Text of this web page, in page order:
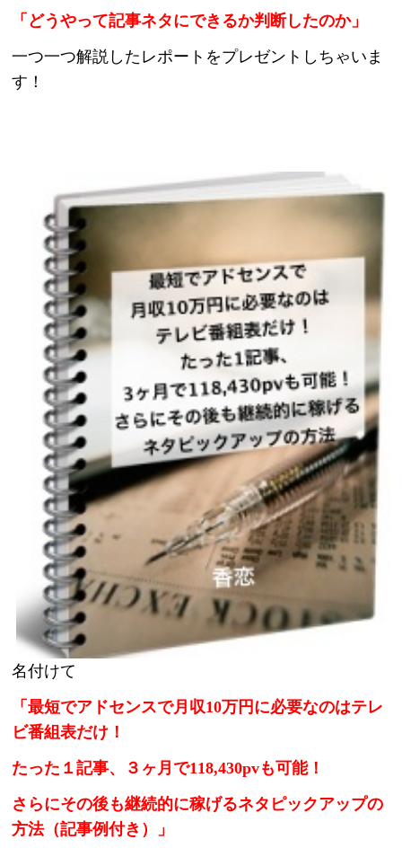
「どうやって記事ネタにできるか判断したのか」
一つ一つ解説したレポートをプレゼントしちゃいま
す！
名付けて
「最短でアドセンスで月収10万円に必要なのはテレ
ビ番組表だけ！
たった１記事、３ヶ月で118,430pvも可能！
さらにその後も継続的に稼げるネタピックアップの
方法（記事例付き）」